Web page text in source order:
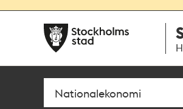
navigationen
huvudinnehållet
Sök